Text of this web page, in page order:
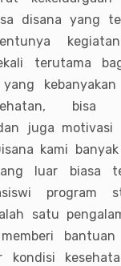
disana yang
terutama
bisa
juga motivasi
kami
luar biasa
program
satu
bantuan
kondisi